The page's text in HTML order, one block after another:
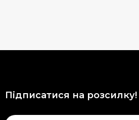
Підписатися на розсилку!